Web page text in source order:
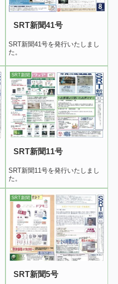
SRT新聞41号
SRT新聞41号を発行いたしまし
た。
SRT新聞
SRT新聞11号
SRT新聞11号を発行いたしまし
た。
SRT新聞
SRT新聞5号